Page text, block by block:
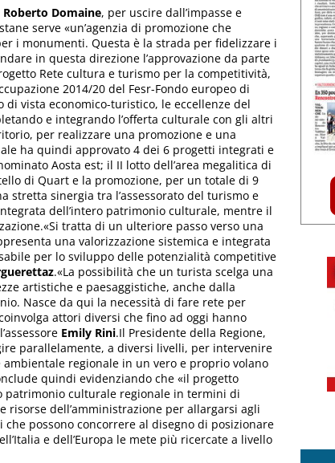
Roberto Domaine, per uscire dall’impasse e
serve «un’agenzia di promozione che
i monumenti. Questa è la strada per fidelizzare i
in questa direzione l’approvazione da parte
Rete cultura e turismo per la competitività,
2014/20 del Fesr-Fondo europeo di
vista economico-turistico, le eccellenze del
e integrando l’offerta culturale con gli altri
per realizzare una promozione e una
ha quindi approvato 4 dei 6 progetti integrati e
Aosta est; il II lotto dell’area megalitica di
di Quart e la promozione, per un totale di 9
stretta sinergia tra l’assessorato del turismo e
dell’intero patrimonio culturale, mentre il
tratta di un ulteriore passo verso una
una valorizzazione sistemica e integrata
per lo sviluppo delle potenzialità competitive
.«La possibilità che un turista scelga una
artistiche e paesaggistiche, anche dalla
Nasce da qui la necessità di fare rete per
attori diversi che fino ad oggi hanno
Emily Rini.Il Presidente della Regione,
parallelamente, a diversi livelli, per intervenire
regionale in un vero e proprio volano
quindi evidenziando che «il progetto
patrimonio culturale regionale in termini di
risorse dell’amministrazione per allargarsi agli
possono concorrere al disegno di posizionare
e dell’Europa le mete più ricercate a livello